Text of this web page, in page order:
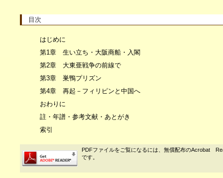
目次
はじめに
第1章 生い立ち・大阪商船・入閣
第2章 大東亜戦争の前線で
第3章 巣鴨プリズン
第4章 再起－フィリピンと中国へ
おわりに
註・年譜・参考文献・あとがき
索引
PDFファイルをご覧になるには、無償配布のAcrobat
です。